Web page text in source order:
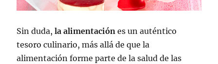
Sin duda,la alimentación es un auténtico
tesoro culinario, más allá de que la
alimentación forme parte de la salud de las